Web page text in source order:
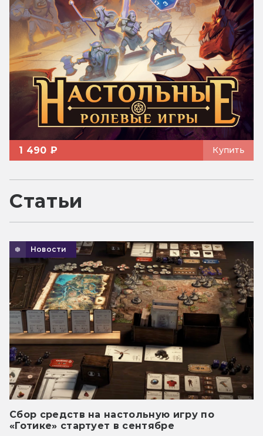
1 490 ₽ Купить
Статьи
Новости
Сбор средств на настольную игру по
«Готике» стартует в сентябре